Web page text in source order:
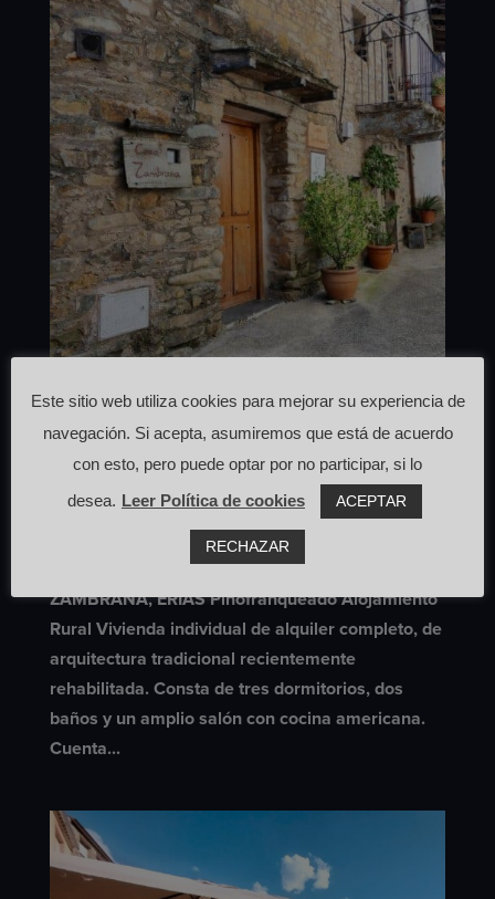
CASA RURAL LA ZAMBRANA
Alojamiento,
#CasaRuralLaZambrana CASA RURAL LA
ZAMBRANA, ERÍAS Pinofranqueado Alojamiento
Rural Vivienda individual de alquiler completo, de
arquitectura tradicional recientemente
rehabilitada. Consta de tres dormitorios, dos
baños y un amplio salón con cocina americana.
Cuenta...
Este sitio web utiliza cookies para mejorar su experiencia de
navegación. Si acepta, asumiremos que está de acuerdo
con esto, pero puede optar por no participar, si lo
desea. Leer Política de cookies ACEPTAR
RECHAZAR